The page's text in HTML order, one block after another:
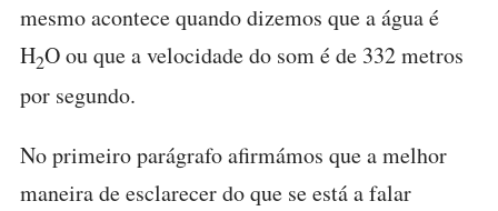
mesmo acontece quando dizemos que a água é
H2O ou que a velocidade do som é de 332 metros
por segundo.
No primeiro parágrafo afirmámos que a melhor
maneira de esclarecer do que se está a falar